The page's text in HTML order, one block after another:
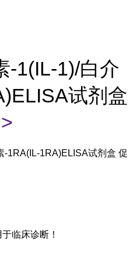
-1(IL-1)/白介
试剂盒
-1RA(IL-1RA)ELISA试剂盒 促
临床诊断！